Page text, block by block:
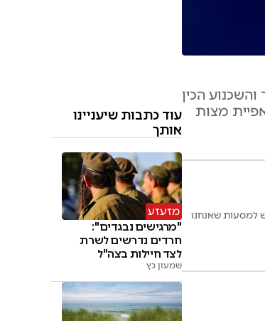
הכין
מצות
למסעות שאנחנו
עוד כתבות שיעניינו
אותך
מזעזע
"מרגישים נבגדים":
חרדים נדרשים לשרת
לצד חיילות בצה"ל
שמעון כץ